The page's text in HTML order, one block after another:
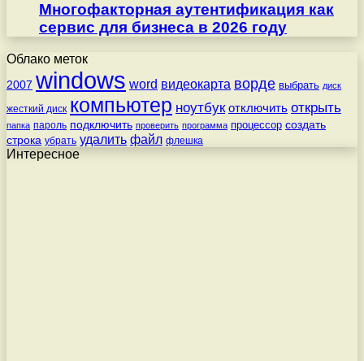
Многофакторная аутентификация как
сервис для бизнеса в 2026 году
Облако меток
2007 windows word видеокарта ворде выбрать диск
жесткий диск компьютер ноутбук отключить открыть
папка пароль подключить проверить программа процессор создать
строка убрать удалить файл флешка
Интересное